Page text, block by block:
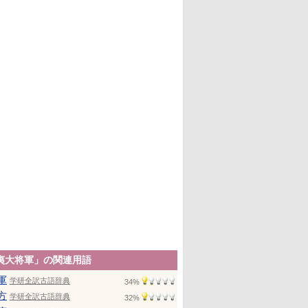
大将軍」の関連用語
学研全訳古語辞典 34%
学研全訳古語辞典 32%